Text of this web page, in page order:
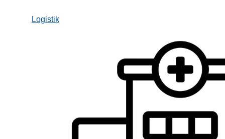
Logistik